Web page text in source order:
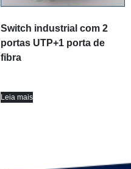
Switch industrial com 2
portas UTP+1 porta de
fibra
Leia mais